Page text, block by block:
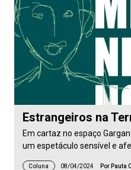
Estrangeiros na
Em cartaz no espaço
um espetáculo sensível e
Coluna 08/04/2024 Por Pauta